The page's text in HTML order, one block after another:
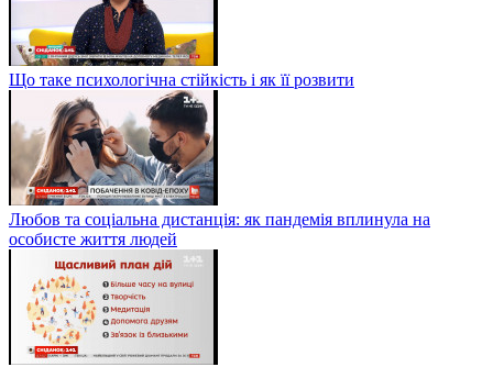
Що таке психологічна стійкість і як її розвити
Любов та соціальна дистанція: як пандемія вплинула на
особисте життя людей